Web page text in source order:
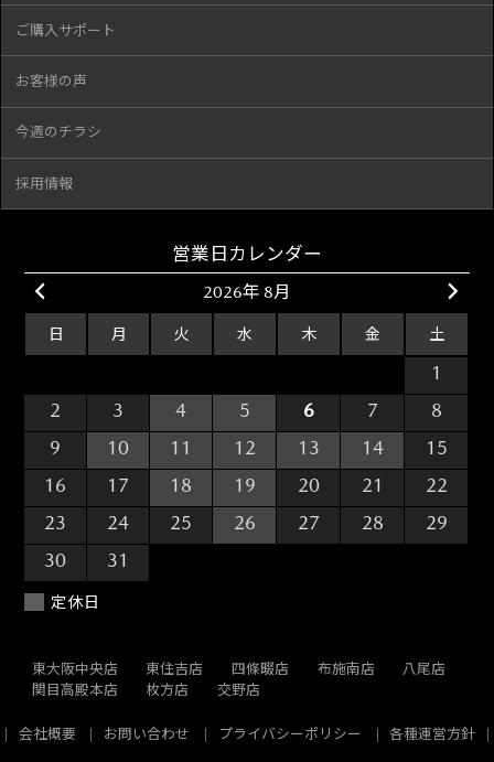
ご購入サポート
お客様の声
今週のチラシ
採用情報
営業日カレンダー
2026年 8月
日 月 火 水 木 金 土
1
2
3 4 5 6 7
8
9
10 11 12 13 14
15
16
17 18 19 20 21
22
23
24 25 26 27 28
29
30
31
定休日
東大阪中央店 東住吉店 四條畷店 布施南店
八尾店
関目高殿本店
枚方店 交野店
会社概要 お問い合わせ プライバシーポリシー 各種運営方針